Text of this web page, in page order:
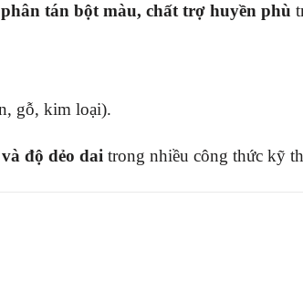
tán bột màu, chất trợ huyền phù
gỗ, kim loại).
độ dẻo dai trong nhiều công thức kỹ